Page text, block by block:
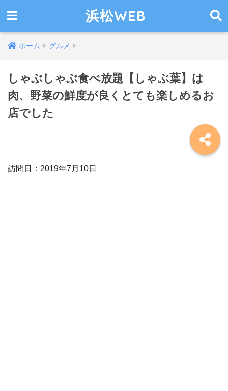
浜松WEB
ホーム グルメ
しゃぶしゃぶ食べ放題【しゃぶ葉】は
肉、野菜の鮮度が良くとても楽しめるお
店でした
訪問日：2019年7月10日